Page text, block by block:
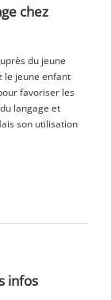
chez
du jeune
le jeune enfant
favoriser les
langage et
son utilisation
infos